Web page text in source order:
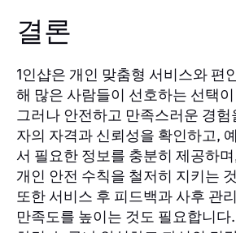
결론
1인샵은 개인 맞춤형 서비스와 편
해 많은 사람들이 선호하는 선택
그러나 안전하고 만족스러운 경험
자의 자격과 신뢰성을 확인하고,
서 필요한 정보를 충분히 제공하
개인 안전 수칙을 철저히 지키는
또한 서비스 후 피드백과 사후 관
만족도를 높이는 것도 필요합니